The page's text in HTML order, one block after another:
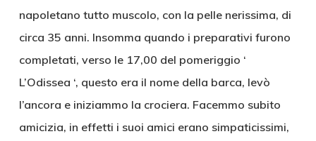
napoletano tutto muscolo, con la pelle nerissima, di
circa 35 anni. Insomma quando i preparativi furono
completati, verso le 17,00 del pomeriggio ‘
L’Odissea ‘, questo era il nome della barca, levò
l’ancora e iniziammo la crociera. Facemmo subito
amicizia, in effetti i suoi amici erano simpaticissimi,